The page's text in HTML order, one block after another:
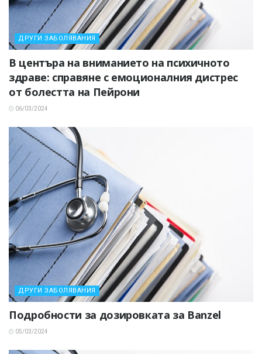
ДРУГИ ЗАБОЛЯВАНИЯ
В центъра на вниманието на психичното
здраве: справяне с емоционалния дистрес
от болестта на Пейрони
06/03/2024
ДРУГИ ЗАБОЛЯВАНИЯ
Подробности за дозировката за Banzel
05/03/2024